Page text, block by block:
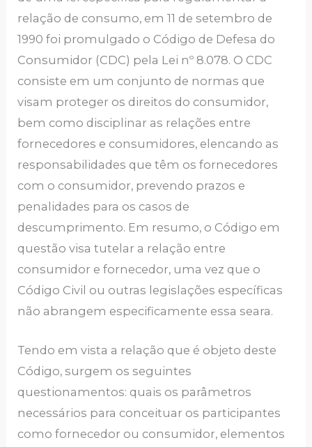
relação de consumo, em 11 de setembro de
1990 foi promulgado o Código de Defesa do
Consumidor (CDC) pela Lei nº 8.078. O CDC
consiste em um conjunto de normas que
visam proteger os direitos do consumidor,
bem como disciplinar as relações entre
fornecedores e consumidores, elencando as
responsabilidades que têm os fornecedores
com o consumidor, prevendo prazos e
penalidades para os casos de
descumprimento. Em resumo, o Código em
questão visa tutelar a relação entre
consumidor e fornecedor, uma vez que o
Código Civil ou outras legislações específicas
não abrangem especificamente essa seara.
Tendo em vista a relação que é objeto deste
Código, surgem os seguintes
questionamentos: quais os parâmetros
necessários para conceituar os participantes
como fornecedor ou consumidor, elementos